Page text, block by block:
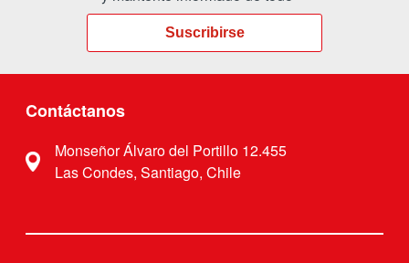
Suscribirse
Contáctanos
Monseñor Álvaro del Portillo 12.455
Las Condes, Santiago, Chile